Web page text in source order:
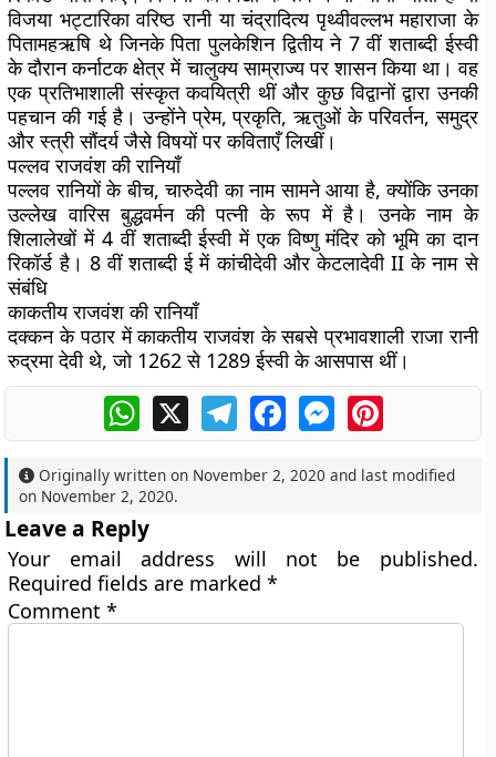
विजया भट्टारिका वरिष्ठ रानी या चंद्रादित्य पृथ्वीवल्लभ महाराजा के
पितामहऋषि थे जिनके पिता पुलकेशिन द्वितीय ने 7 वीं शताब्दी ईस्वी
के दौरान कर्नाटक क्षेत्र में चालुक्य साम्राज्य पर शासन किया था। वह
एक प्रतिभाशाली संस्कृत कवयित्री थीं और कुछ विद्वानों द्वारा उनकी
पहचान की गई है। उन्होंने प्रेम, प्रकृति, ऋतुओं के परिवर्तन, समुद्र
और स्त्री सौंदर्य जैसे विषयों पर कविताएँ लिखीं।
पल्लव राजवंश की रानियाँ
पल्लव रानियों के बीच, चारुदेवी का नाम सामने आया है, क्योंकि उनका
उल्लेख वारिस बुद्धवर्मन की पत्नी के रूप में है। उनके नाम के
शिलालेखों में 4 वीं शताब्दी ईस्वी में एक विष्णु मंदिर को भूमि का दान
रिकॉर्ड है। 8 वीं शताब्दी ई में कांचीदेवी और केटलादेवी II के नाम से
संबंधि
काकतीय राजवंश की रानियाँ
दक्कन के पठार में काकतीय राजवंश के सबसे प्रभावशाली राजा रानी
रुद्रमा देवी थे, जो 1262 से 1289 ईस्वी के आसपास थीं।
WhatsApp
X TelegramFacebookMessengerPinterest
Originally written on November 2, 2020 and last modified
on November 2, 2020.
Leave a Reply
Your email address will not be published.
Required fields are marked*
Comment*